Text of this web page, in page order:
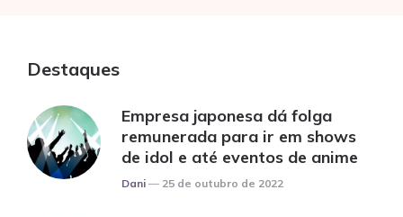
Destaques
Empresa japonesa dá folga
remunerada para ir em shows
de idol e até eventos de anime
Posted
Dani 25 de outubro de 2022